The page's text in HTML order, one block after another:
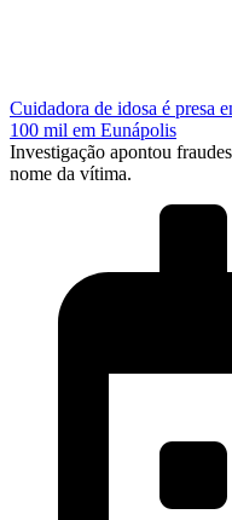
Cuidadora de idosa é presa
100 mil em Eunápolis
Investigação apontou
nome da vítima.